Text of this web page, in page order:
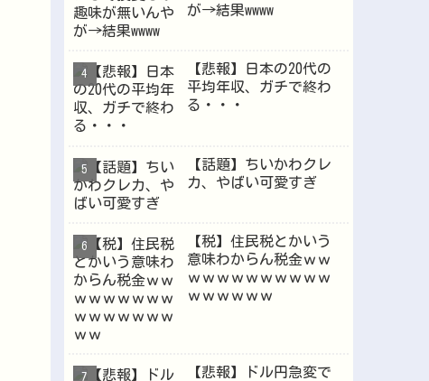
が→結果wwww
【悲報】日本の20代の
平均年収、ガチで終わ
る・・・
【話題】ちいかわクレ
カ、やばい可愛すぎ
【税】住民税とかいう
意味わからん税金ｗｗ
ｗｗｗｗｗｗｗｗｗｗ
ｗｗｗｗｗｗ
【悲報】ドル円急変で